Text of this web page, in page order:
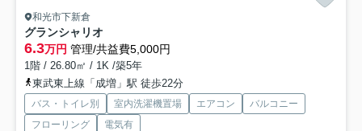
和光市下新倉
グランシャリオ
6.3万円 管理/共益費5,000円
1階 / 26.80㎡ / 1K /築5年
東武東上線「成増」駅 徒歩22分
バス・トイレ別 室内洗濯機置場 エアコン
バルコニー
フローリング
電気有